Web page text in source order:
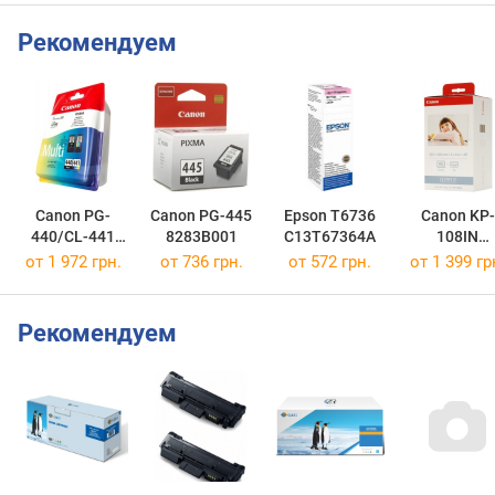
Рекомендуем
Canon PG-
440/CL-441
MULTI
Canon PG-445
8283B001
Epson T6736
C13T67364A
Canon KP-
108IN
3115B001
от 1 972 грн. от 736 грн. от 572 грн. от 1 399
Рекомендуем